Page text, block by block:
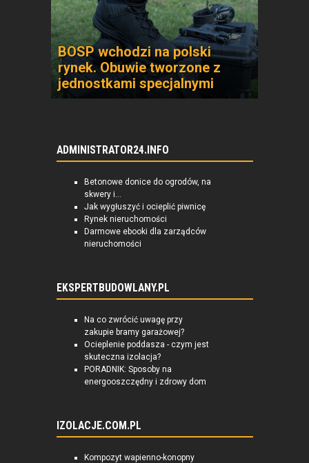
BOSP wchodzi na polski
rynek. Obuwie tworzone z
jednostkami specjalnymi
ADMINISTRATOR24.INFO
Betonowe donice do ogrodów, na
skwery i...
Jak wygłuszyć i ocieplić piwnicę
Rynek nieruchomości
Darmowe ebooki dla zarządców
nieruchomości
EKSPERTBUDOWLANY.PL
Na co zwrócić uwagę przy
zakupie bramy garażowej?
Ocieplenie poddasza - czym jest
skuteczna izolacja?
PORADNIK: Sposoby na
energooszczędny i zdrowy dom
IZOLACJE.COM.PL
Kompozyt wapienno-konopny